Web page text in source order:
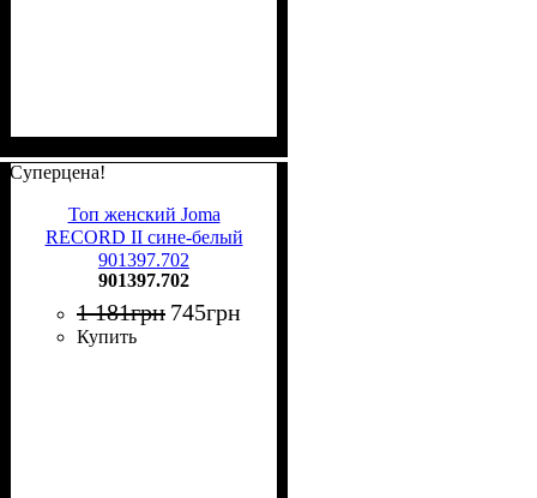
Суперцена!
Топ женский Joma
RECORD II сине-белый
901397.702
901397.702
1 181грн 745грн
Купить